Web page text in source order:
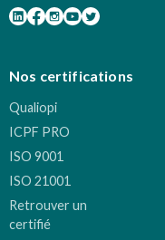
Nos certifications
Qualiopi
ICPF PRO
ISO 9001
ISO 21001
Retrouver un
certifié